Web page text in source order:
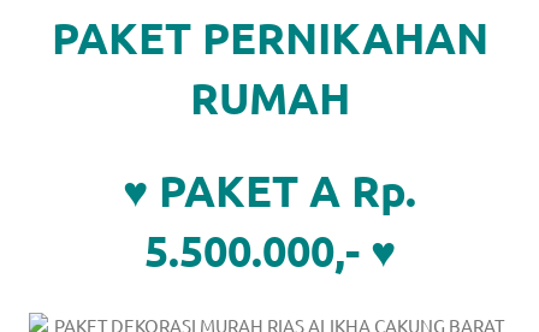
imitation
https://www.gameswatches.com
wonderful
PAKET PERNIKAHAN
RUMAH
♥ PAKET A Rp.
5.500.000,- ♥